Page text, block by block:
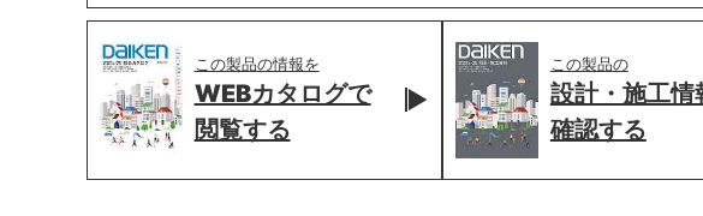
この製品の情報を
WEBカタログで
閲覧する
この製品の
設計・施工情
確認する